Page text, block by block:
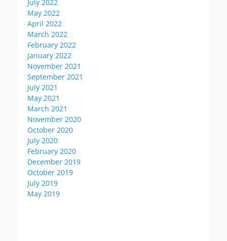
July 2022
May 2022
April 2022
March 2022
February 2022
January 2022
November 2021
September 2021
July 2021
May 2021
March 2021
November 2020
October 2020
July 2020
February 2020
December 2019
October 2019
July 2019
May 2019